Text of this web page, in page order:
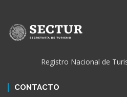
Registro Nacional de
CONTACTO